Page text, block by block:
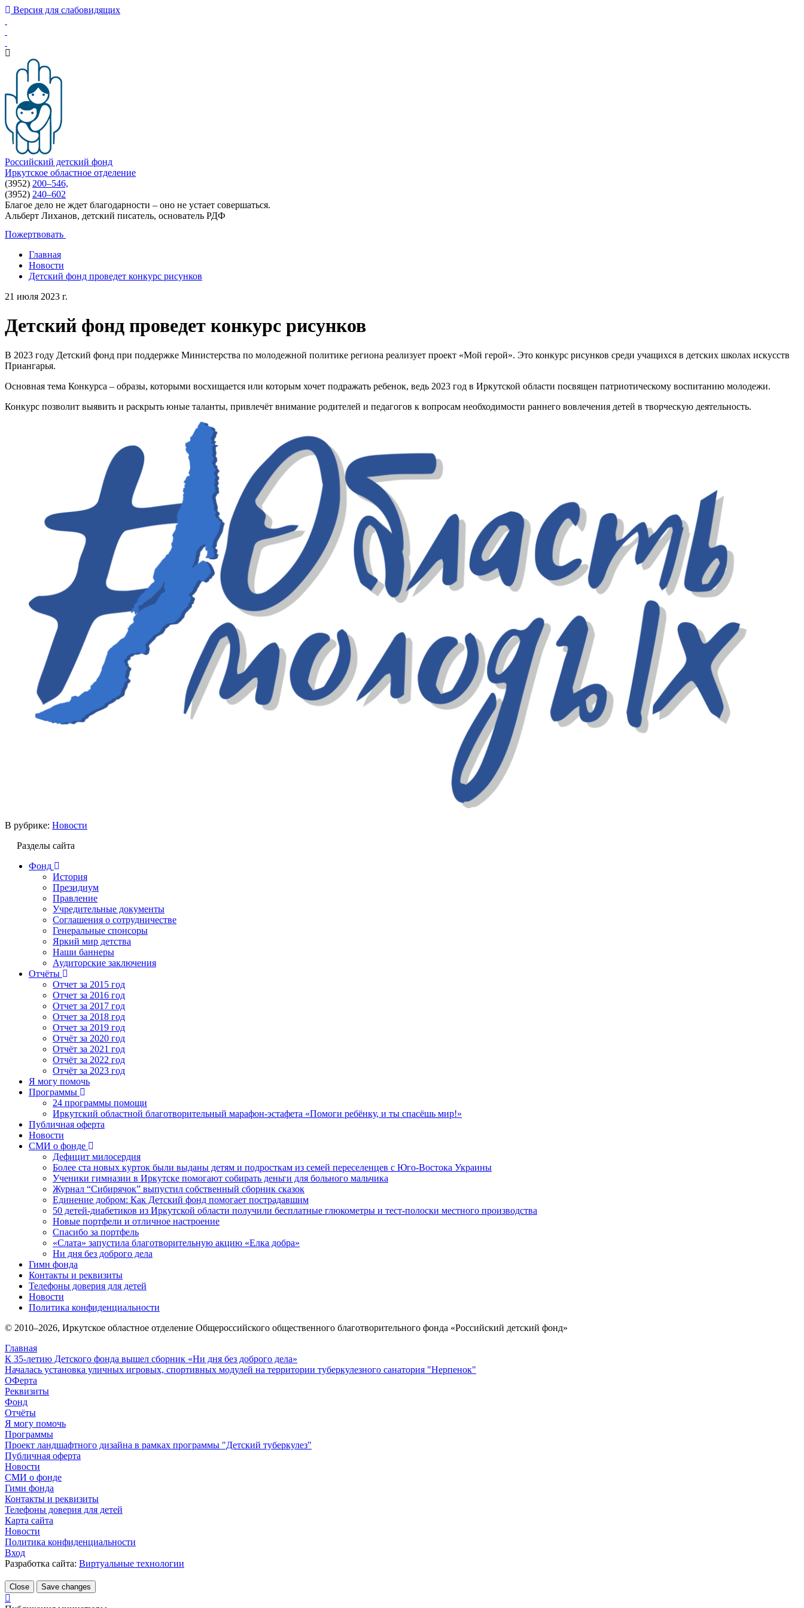
Версия для слабовидящих
Российский детский фонд
Иркутское областное отделение
(3952) 200–546,
(3952) 240–602
Благое дело не ждет благодарности – оно не устает совершаться.
Альберт Лиханов, детский писатель, основатель РДФ
Пожертвовать
Главная
Новости
Детский фонд проведет конкурс рисунков
21 июля 2023 г.
Детский фонд проведет конкурс рисунков
В 2023 году Детский фонд при поддержке Министерства по молодежной политике региона реализует проект «Мой герой». Это конкурс рисунков среди учащихся в детских школах искусств
Приангарья.
Основная тема Конкурса – образы, которыми восхищается или которым хочет подражать ребенок, ведь 2023 год в Иркутской области посвящен патриотическому воспитанию молодежи.
Конкурс позволит выявить и раскрыть юные таланты, привлечёт внимание родителей и педагогов к вопросам необходимости раннего вовлечения детей в творческую деятельность.
В рубрике: Новости
Разделы сайта
Фонд
История
Президиум
Правление
Учредительные документы
Соглашения о сотрудничестве
Генеральные спонсоры
Яркий мир детства
Наши баннеры
Аудиторские заключения
Отчёты
Отчет за 2015 год
Отчет за 2016 год
Отчет за 2017 год
Отчет за 2018 год
Отчет за 2019 год
Отчёт за 2020 год
Отчёт за 2021 год
Отчёт за 2022 год
Отчёт за 2023 год
Я могу помочь
Программы
24 программы помощи
Иркутский областной благотворительный марафон-эстафета «Помоги ребёнку, и ты спасёшь мир!»
Публичная оферта
Новости
СМИ о фонде
Дефицит милосердия
Более ста новых курток были выданы детям и подросткам из семей переселенцев с Юго-Востока Украины
Ученики гимназии в Иркутске помогают собирать деньги для больного мальчика
Журнал “Сибирячок” выпустил собственный сборник сказок
Единение добром: Как Детский фонд помогает пострадавшим
50 детей-диабетиков из Иркутской области получили бесплатные глюкометры и тест-полоски местного производства
Новые портфели и отличное настроение
Спасибо за портфель
«Слата» запустила благотворительную акцию «Елка добра»
Ни дня без доброго дела
Гимн фонда
Контакты и реквизиты
Телефоны доверия для детей
Новости
Политика конфиденциальности
© 2010–2026, Иркутское областное отделение Общероссийского общественного благотворительного фонда «Российский детский фонд»
Главная
К 35-летию Детского фонда вышел сборник «Ни дня без доброго дела»
Началась установка уличных игровых, спортивных модулей на территории туберкулезного санатория "Нерпенок"
ОФерта
Реквизиты
Фонд
Отчёты
Я могу помочь
Программы
Проект ландшафтного дизайна в рамках программы "Детский туберкулез"
Публичная оферта
Новости
СМИ о фонде
Гимн фонда
Контакты и реквизиты
Телефоны доверия для детей
Карта сайта
Новости
Политика конфиденциальности
Вход
Разработка сайта: Виртуальные технологии
Close Save changes